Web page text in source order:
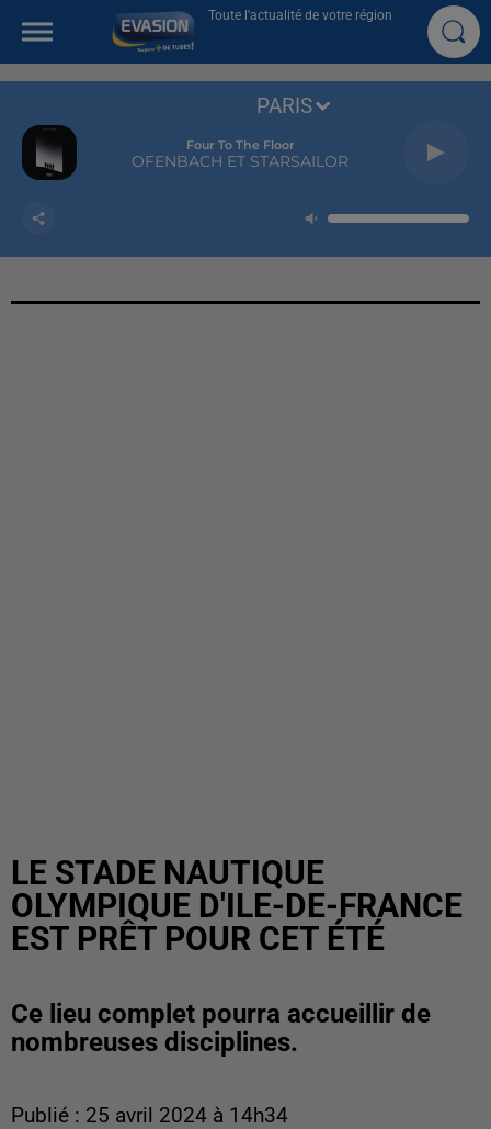
Toute l'actualité de votre région
One Track Mind
NAIKA
PARIS
LE STADE NAUTIQUE
OLYMPIQUE D'ILE-DE-FRANCE
EST PRÊT POUR CET ÉTÉ
Ce lieu complet pourra accueillir de
nombreuses disciplines.
Publié : 25 avril 2024 à 14h34